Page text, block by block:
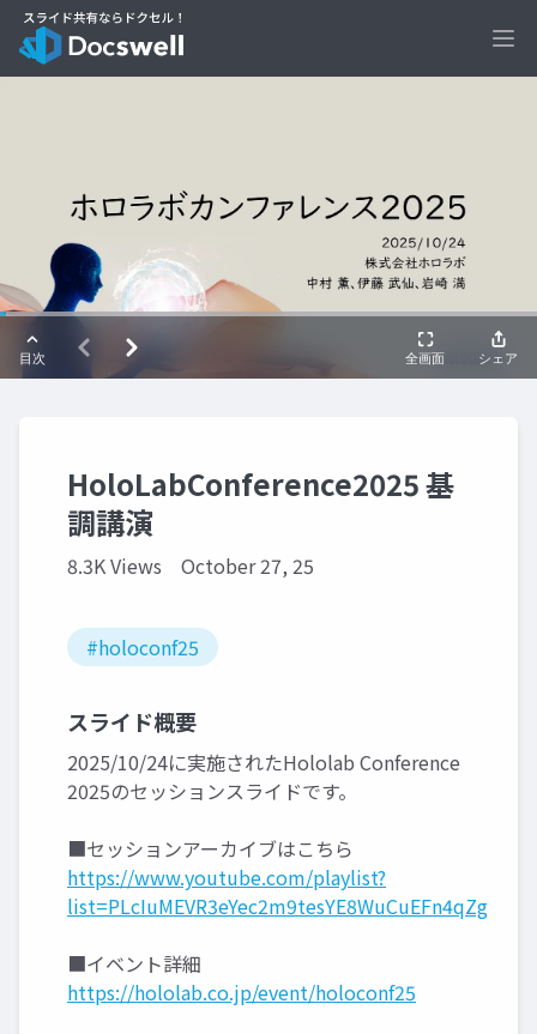
HoloLabConference2025 基
調講演
8.3K Views October 27, 25
#holoconf25
スライド概要
2025/10/24に実施されたHololab Conference
2025のセッションスライドです。
■セッションアーカイブはこちら
https://www.youtube.com/playlist?
list=PLcIuMEVR3eYec2m9tesYE8WuCuEFn4qZg
■イベント詳細
https://hololab.co.jp/event/holoconf25